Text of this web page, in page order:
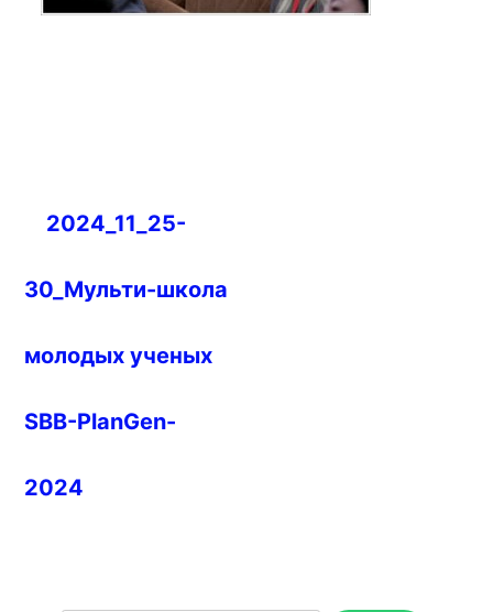
Навигация
записям
2024_11_25-
30_Мульти-школа
молодых ученых
SBB-PlanGen-
2024